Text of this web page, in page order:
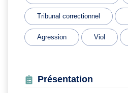
Tribunal correctionnel
Agression Viol
Présentation